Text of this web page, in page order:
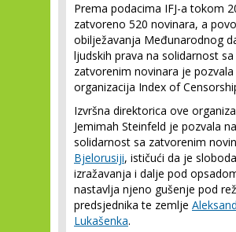
Prema podacima IFJ-a tokom
zatvoreno 520 novinara, a
obilježavanja Međunarodnog
ljudskih prava na solidarnost sa
zatvorenim novinara je pozvala
organizacija Index of
Izvršna direktorica ove
Jemimah Steinfeld je pozvala na
solidarnost sa zatvorenim
Bjelorusiji, ističući da je sloboda
izražavanja i dalje pod
nastavlja njeno gušenje pod
predsjednika te zemlje
Lukašenka.